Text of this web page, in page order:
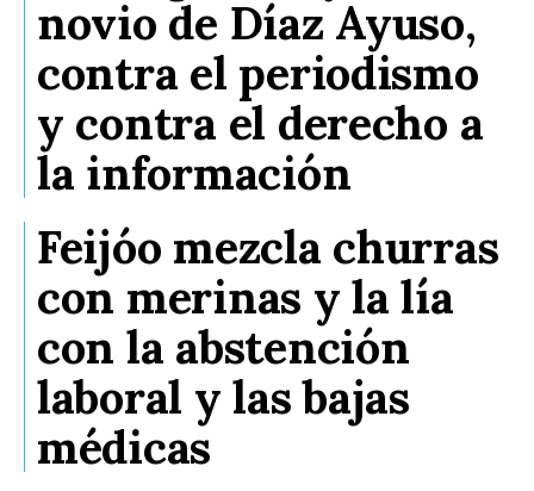
novio de Díaz Ayuso,
contra el periodismo
y contra el derecho a
la información
Feijóo mezcla churras
con merinas y la lía
con la abstención
laboral y las bajas
médicas